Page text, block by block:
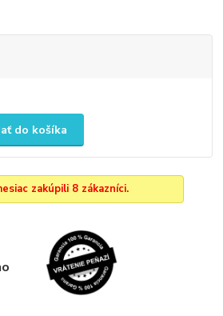
do košíka
zakúpili 8 zákazníci.